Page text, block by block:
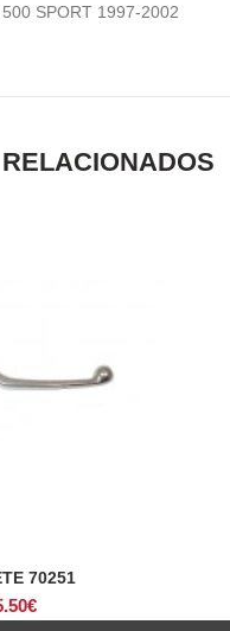
SPORT 1997-2002
70251
€